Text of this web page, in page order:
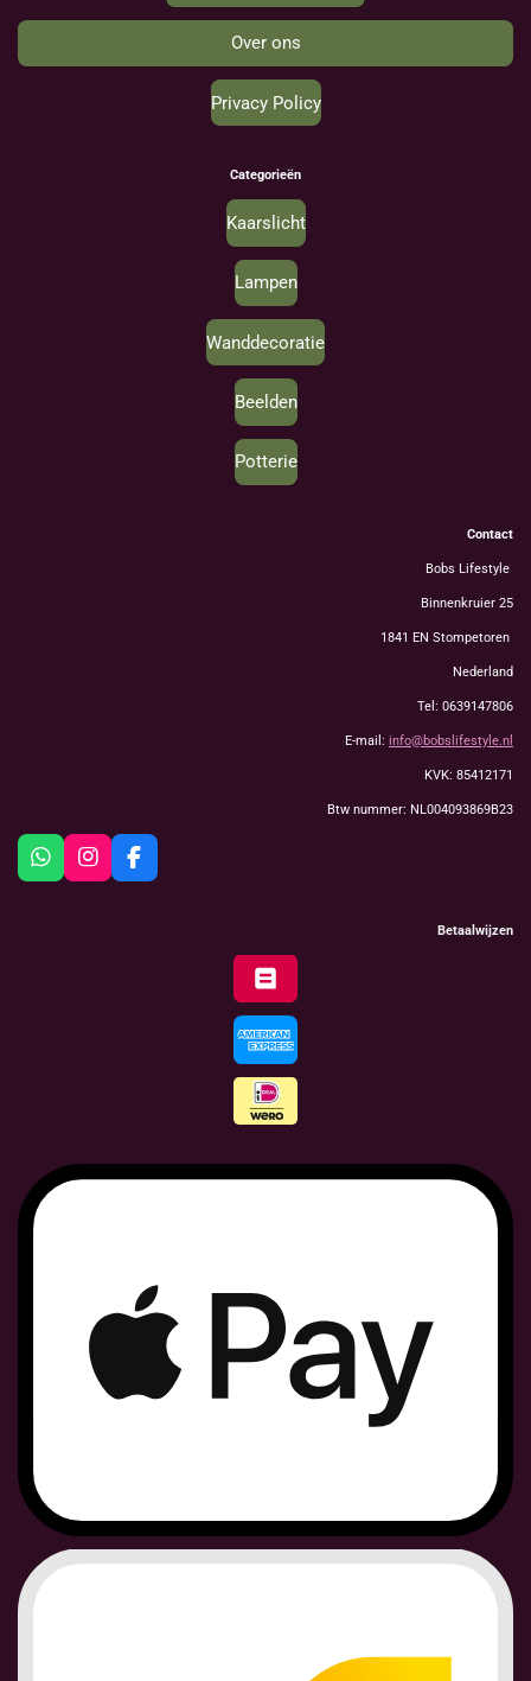
Over ons
Privacy Policy
Categorieën
Kaarslicht
Lampen
Wanddecoratie
Beelden
Potterie
Contact
Bobs Lifestyle
Binnenkruier 25
1841 EN Stompetoren
Nederland
Tel: 0639147806
E-mail: info@bobslifestyle.nl
KVK: 85412171
Btw nummer: NL004093869B23
W
h
I
n
F
a
Betaalwijzen